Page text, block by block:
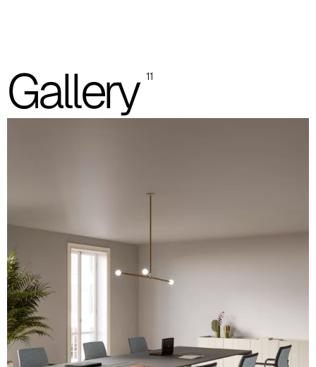
Schienale imbottito fronte e retro
Le immagini presenti sono indicative, si consiglia sempre di
consultare la cartella con i campioni reali.
A 35F
A 34F
A 38F
A 36F
Gallery 11